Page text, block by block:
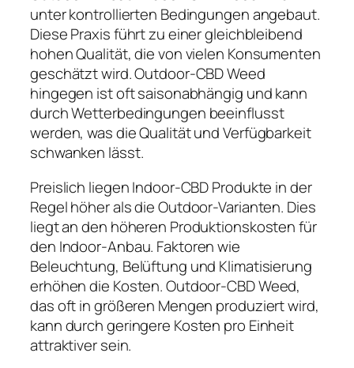
unter kontrollierten Bedingungen angebaut.
Diese Praxis führt zu einer gleichbleibend
hohen Qualität, die von vielen Konsumenten
geschätzt wird. Outdoor-CBD Weed
hingegen ist oft saisonabhängig und kann
durch Wetterbedingungen beeinflusst
werden, was die Qualität und Verfügbarkeit
schwanken lässt.
Preislich liegen Indoor-CBD Produkte in der
Regel höher als die Outdoor-Varianten. Dies
liegt an den höheren Produktionskosten für
den Indoor-Anbau. Faktoren wie
Beleuchtung, Belüftung und Klimatisierung
erhöhen die Kosten. Outdoor-CBD Weed,
das oft in größeren Mengen produziert wird,
kann durch geringere Kosten pro Einheit
attraktiver sein.